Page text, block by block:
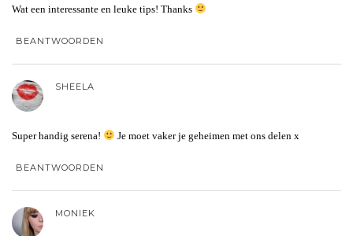
Wat een interessante en leuke tips! Thanks
BEANTWOORDEN
SHEELA
Super handig serena! Je moet vaker je geheimen met ons delen x
BEANTWOORDEN
MONIEK